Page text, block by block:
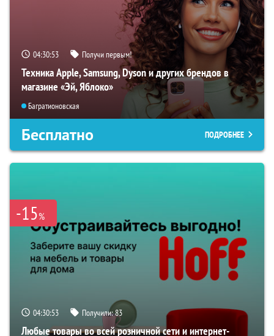
04:30:52 Получи первым!
Техника Apple, Samsung, Dyson и других брендов в
магазине «Эй, Яблоко»
Багратионовская
Бесплатно ПОДРОБНЕЕ
-15%
04:30:52 Получили:83
Любые товары во всей розничной сети и интернет-